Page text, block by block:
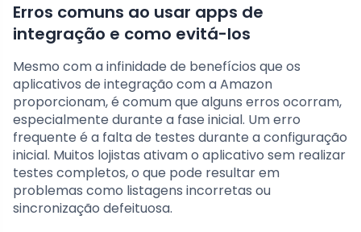
Erros comuns ao usar apps de
integração e como evitá-los
Mesmo com a infinidade de benefícios que os
aplicativos de integração com a Amazon
proporcionam, é comum que alguns erros ocorram,
especialmente durante a fase inicial. Um erro
frequente é a falta de testes durante a configuração
inicial. Muitos lojistas ativam o aplicativo sem realizar
testes completos, o que pode resultar em
problemas como listagens incorretas ou
sincronização defeituosa.